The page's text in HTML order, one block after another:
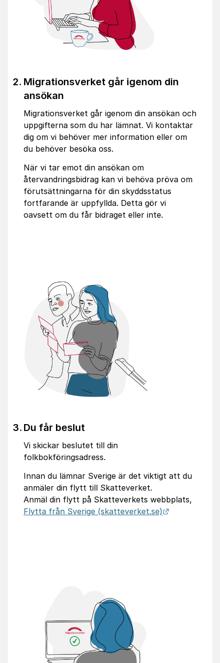
Migrationsverket går igenom din
ansökan
Migrationsverket går igenom din ansökan och
uppgifterna som du har lämnat. Vi kontaktar
dig om vi behöver mer information eller om
du behöver besöka oss.
När vi tar emot din ansökan om
återvandringsbidrag kan vi behöva pröva om
förutsättningarna för din skyddsstatus
fortfarande är uppfyllda. Detta gör vi
oavsett om du får bidraget eller inte.
Du får beslut
Vi skickar beslutet till din
folkbokföringsadress.
Innan du lämnar Sverige är det viktigt att du
anmäler din flytt till Skatteverket.
Anmäl din flytt på Skatteverkets webbplats,
Flytta från Sverige (skatteverket.se)